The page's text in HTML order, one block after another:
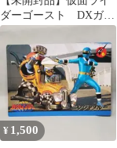
ダーゴースト DXガリ
レオゴーストアイコ
ン 非売品
¥ 1,500